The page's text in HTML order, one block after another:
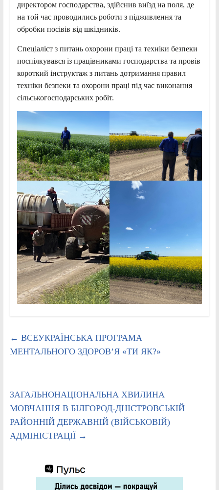
директором господарства, здійснив виїзд на поля, де
на той час проводились роботи з підживлення та
обробки посівів від шкідників.
Спеціаліст з питань охорони праці та техніки безпеки
поспілкувався із працівниками господарства та провів
короткий інструктаж з питань дотримання правил
техніки безпеки та охорони праці під час виконання
сільськогосподарських робіт.
← ВСЕУКРАЇНСЬКА ПРОГРАМА
МЕНТАЛЬНОГО ЗДОРОВ’Я «ТИ ЯК?»
ЗАГАЛЬНОНАЦІОНАЛЬНА ХВИЛИНА
МОВЧАННЯ В БІЛГОРОД-ДНІСТРОВСЬКІЙ
РАЙОННІЙ ДЕРЖАВНІЙ (ВІЙСЬКОВІЙ)
АДМІНІСТРАЦІЇ →